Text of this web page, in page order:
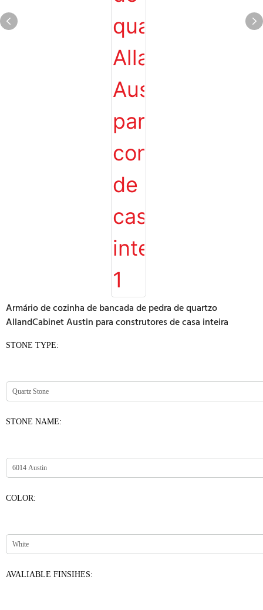
Armário de cozinha de bancada de pedra de quartzo
AllandCabinet Austin para construtores de casa inteira
STONE TYPE:
STONE NAME:
COLOR:
AVALIABLE FINSIHES: